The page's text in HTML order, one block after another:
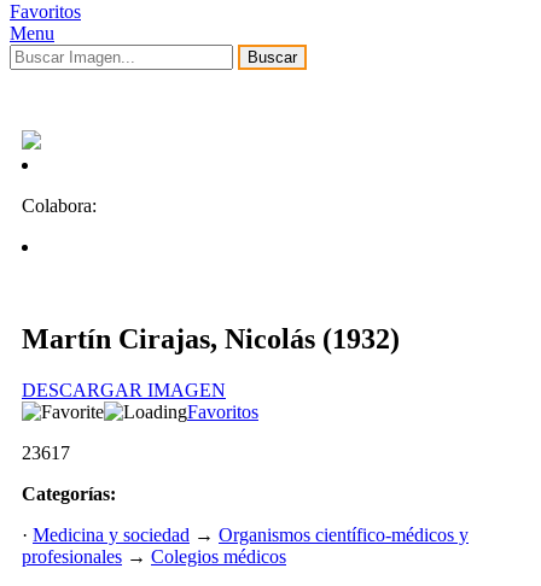
Favoritos
Menu
Buscar
Colabora:
Martín Cirajas, Nicolás (1932)
DESCARGAR IMAGEN
Favoritos
23617
Categorías:
· Medicina y sociedad → Organismos científico-médicos y
profesionales → Colegios médicos